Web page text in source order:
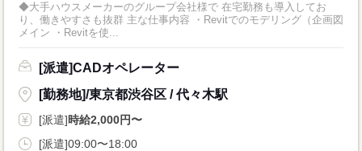
◆大手ハウスメーカーのグループ会社様で 在宅勤務も導入してお
り、働きやすさも抜群 主な仕事内容 ・Revitでのモデリング（企画図
メイン ・Revitを使...
[派遣]CADオペレーター
[勤務地]/東京都渋谷区 / 代々木駅
[派遣]時給2,000円〜
[派遣]09:00〜18:00